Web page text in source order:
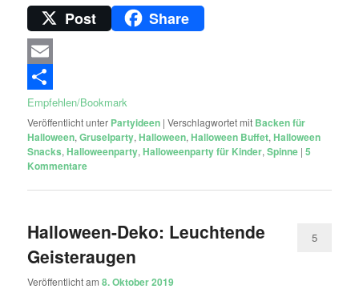
Post Share
Email
Empfehlen/Bookmark
Veröffentlicht unter Partyideen |Verschlagwortet mit Backen für
Halloween,Gruselparty,Halloween,Halloween Buffet,Halloween
Snacks,Halloweenparty,Halloweenparty für Kinder,Spinne |5
Kommentare
Halloween-Deko: Leuchtende
Geisteraugen
Veröffentlicht am8. Oktober 2019
5